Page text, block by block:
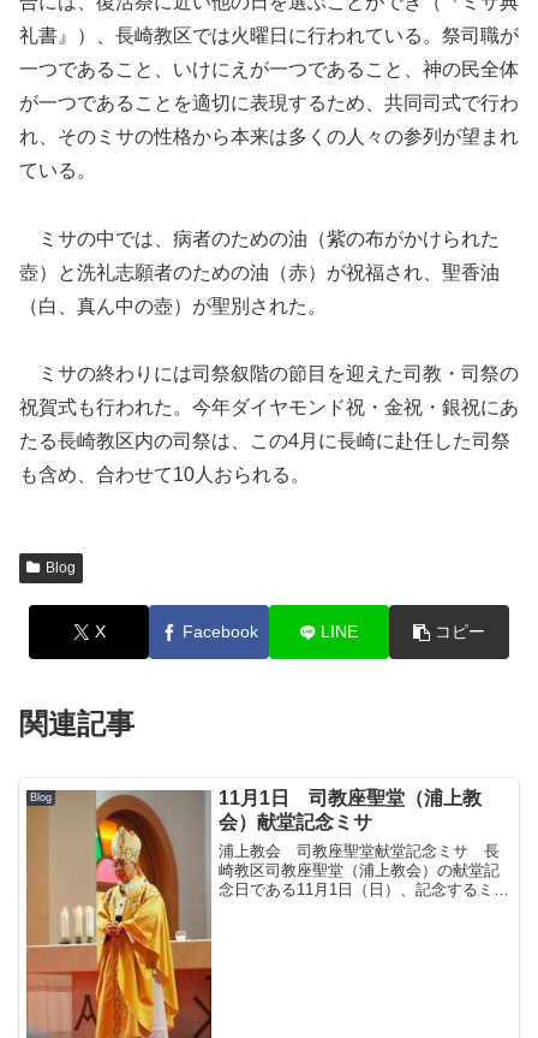
礼書』）、長崎教区では火曜日に行われている。祭司職が
一つであること、いけにえが一つであること、神の民全体
が一つであることを適切に表現するため、共同司式で行わ
れ、そのミサの性格から本来は多くの人々の参列が望まれ
ている。
ミサの中では、病者のための油（紫の布がかけられた
壺）と洗礼志願者のための油（赤）が祝福され、聖香油
（白、真ん中の壺）が聖別された。
ミサの終わりには司祭叙階の節目を迎えた司教・司祭の
祝賀式も行われた。今年ダイヤモンド祝・金祝・銀祝にあ
たる長崎教区内の司祭は、この4月に長崎に赴任した司祭
も含め、合わせて10人おられる。
Blog
X Facebook LINE コピー
関連記事
Blog
11月1日 司教座聖堂（浦上教
会）献堂記念ミサ
浦上教会 司教座聖堂献堂記念ミサ 長
崎教区司教座聖堂（浦上教会）の献堂記
念日である11月1日（日）、記念するミサ